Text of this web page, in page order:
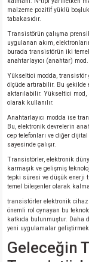
malzeme pozitif yüklü
tabakasıdır.
Transistörün çalışma
uygulanan akım,
burada transistörün iki
anahtarlayıcı (anahtar) mod.
Yükseltici modda, transistör
ölçüde artırabilir. Bu
aktarılabilir. Yükseltici mod,
olarak kullanılır.
Anahtarlayıcı modda ise
Bu, elektronik devrelerin
cep telefonları ve diğer
sayesinde çalışır.
Transistörler, elektronik
karmaşık ve gelişmiş
tepki süresi ve düşük enerji
temel bileşenler olarak
transistörler elektronik
önemli rol oynayan bu
katkıda bulunmuştur. Daha
yeni uygulamalar
Geleceğin